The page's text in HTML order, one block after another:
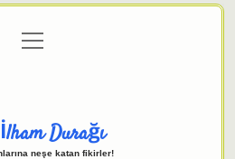
Politikası
menüyü
aç
Durağı
neşe katan fikirler!